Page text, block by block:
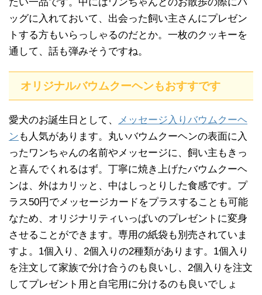
ッグに入れておいて、出会った飼い主さんにプレゼン
トする方もいらっしゃるのだとか。一枚のクッキーを
通して、話も弾みそうですね。
オリジナルバウムクーヘンもおすすです
愛犬のお誕生日として、
メッセージ入りバウムクーヘ
ン も人気があります。丸いバウムクーヘンの表面に入
ったワンちゃんの名前やメッセージに、飼い主もきっ
と喜んでくれるはず。丁寧に焼き上げたバウムクーヘ
ンは、外はカリッと、中はしっとりした食感です。プ
ラス50円でメッセージカードをプラスすることも可能
なため、オリジナリティいっぱいのプレゼントに変身
させることができます。専用の紙袋も別売されていま
すよ。1個入り、2個入りの2種類があります。1個入り
を注文して家族で分け合うのも良いし、2個入りを注文
してプレゼント用と自宅用に分けるのも良いでしょ